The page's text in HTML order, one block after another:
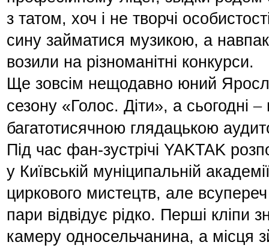
з татом, хоч і не творчі
сину займатися музикою, а
возили на різноманітні конкурси.
Ще зовсім нещодавно юний
сезону «Голос. Діти», а сьогодні–
багатотисячною глядацькою
Під час фан-зустрічі YAKTAK
у Київській муніципальній
циркового мистецтв, але
пари відвідує рідко. Перші кліпи
камеру односельчанина, а місця